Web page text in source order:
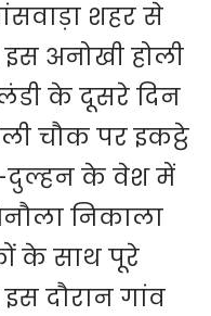
शहर से
अनोखी होली
के दूसरे दिन
चौक पर इकट्ठे
दुल्हन के वेश में
निकाला
के साथ पूरे
इस दौरान गांव